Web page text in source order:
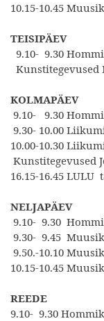
10.15-10.45
TEISIPÄEV
9.10- 9.30
KOLMAPÄEV
9.10- 9.30
9.30- 10.00
10.00-10.30
Kunstitegevused
16.15-16.45
NELJAPÄEV
9.10- 9.30
9.30- 9.45
9.50.-10.10
10.15-10.45
REEDE
9.10- 9.30